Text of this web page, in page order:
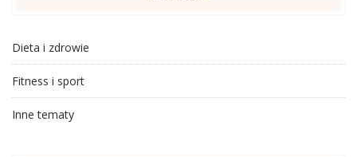
Dieta i zdrowie
Fitness i sport
Inne tematy